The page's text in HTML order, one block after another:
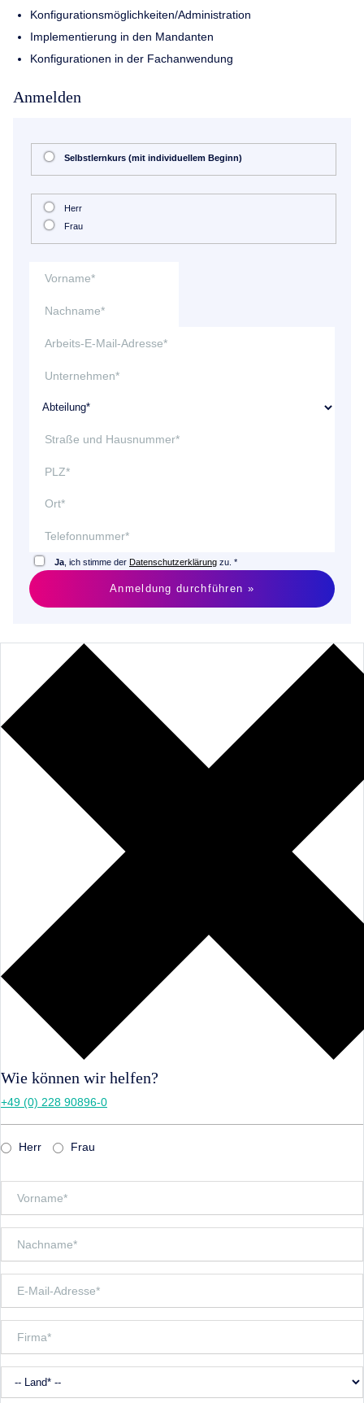
Konfigurationsmöglichkeiten/Administration
Implementierung in den Mandanten
Konfigurationen in der Fachanwendung
Anmelden
Selbstlernkurs (mit individuellem Beginn)
Herr
Frau
Ja , ich stimme der Datenschutzerklärung zu. *
Anmeldung durchführen »
Wie können wir helfen?
+49 (0) 228 90896-0
Herr Frau